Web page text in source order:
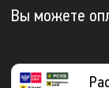
Вы можете